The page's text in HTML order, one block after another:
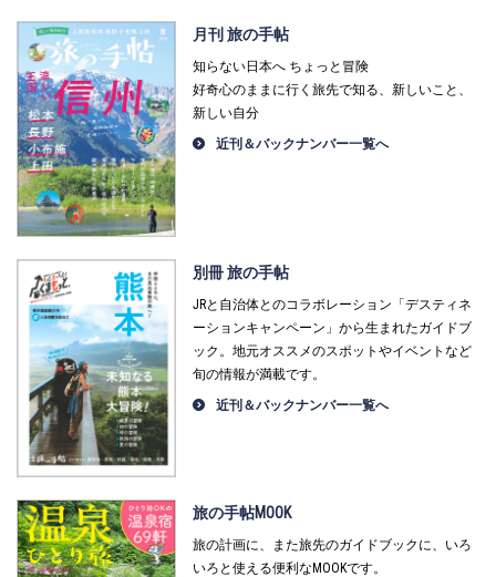
月刊 旅の手帖
知らない日本へ ちょっと冒険
好奇心のままに行く旅先で知る、新しいこと、
新しい自分
近刊＆バックナンバー一覧へ
別冊 旅の手帖
JRと自治体とのコラボレーション「デスティネ
ーションキャンペーン」から生まれたガイドブ
ック。地元オススメのスポットやイベントなど
旬の情報が満載です。
近刊＆バックナンバー一覧へ
旅の手帖MOOK
旅の計画に、また旅先のガイドブックに、いろ
いろと使える便利なMOOKです。